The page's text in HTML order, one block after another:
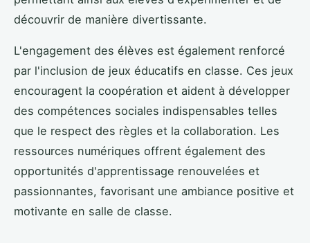
découvrir de manière divertissante.
L'engagement des élèves est également renforcé
par l'inclusion de jeux éducatifs en classe. Ces jeux
encouragent la coopération et aident à développer
des compétences sociales indispensables telles
que le respect des règles et la collaboration. Les
ressources numériques offrent également des
opportunités d'apprentissage renouvelées et
passionnantes, favorisant une ambiance positive et
motivante en salle de classe.